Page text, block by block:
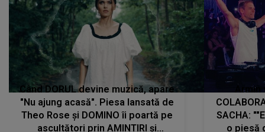
Când DORUL devine muzică, apare
"Nu ajung acasă". Piesa lansată de
Theo Rose și DOMINO îi poartă pe
ascultători prin AMINTIRI și
SACHA:
o piesă